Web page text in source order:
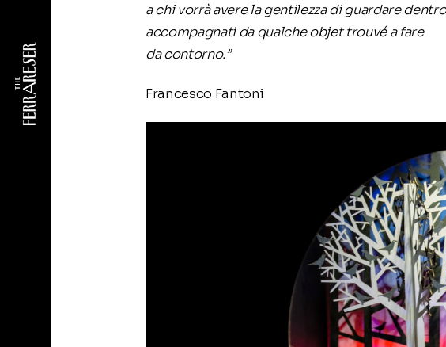
a chi vorrà avere la gentilezza di guardare
accompagnati da qualche objet trouvé a fare
da contorno.”
Francesco Fantoni